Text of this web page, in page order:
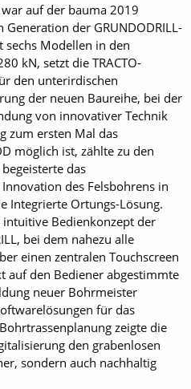
auf der bauma 2019
der GRUNDODRILL-
Modellen in den
kN, setzt die TRACTO-
den unterirdischen
der neuen Baureihe, bei der
von innovativer Technik
zum ersten Mal das
möglich ist, zählte zu den
das
des Felsbohrens in
Integrierte Ortungs-Lösung.
Bedienkonzept der
bei dem nahezu alle
einen zentralen Touchscreen
auf den Bediener abgestimmte
neuer Bohrmeister
für das
zeigte die
den grabenlosen
sondern auch nachhaltig